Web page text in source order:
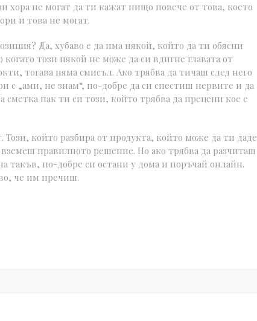
хора не могат да ти кажат нищо повече от това, което
и това не могат.
Да, хубаво е да има някой, който да ти обясни
този някой не може да си вдигне главата от
тогава няма смисъл. Ако трябва да тичаш след него
с „ами, не знам“, по-добре да си спестиш нервите и да
пак ти си този, който трябва да прецени кое е
Този, който разбира от продукта, който може да ти даде
правилното решение. Но ако трябва да разчиташ
такъв, по-добре си остани у дома и поръчай онлайн.
че им пречиш.